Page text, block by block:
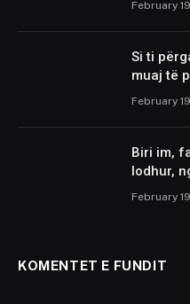
February
Si ti
muaj të
February
Biri im,
lodhur,
February
KOMENTET E FUNDIT